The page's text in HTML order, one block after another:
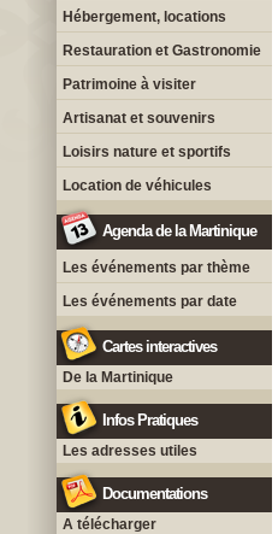
Hébergement, locations
Restauration et Gastronomie
Patrimoine à visiter
Artisanat et souvenirs
Loisirs nature et sportifs
Location de véhicules
Agenda de la Martinique
Les événements par thème
Les événements par date
Cartes interactives
De la Martinique
Infos Pratiques
Les adresses utiles
Documentations
A télécharger